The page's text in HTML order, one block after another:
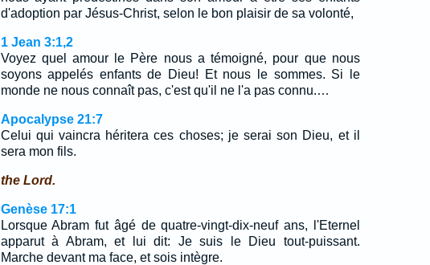
d'adoption par Jésus-Christ, selon le bon plaisir de sa volonté,
1 Jean 3:1,2
Voyez quel amour le Père nous a témoigné, pour que nous
soyons appelés enfants de Dieu! Et nous le sommes. Si le
monde ne nous connaît pas, c'est qu'il ne l'a pas connu.…
Apocalypse 21:7
Celui qui vaincra héritera ces choses; je serai son Dieu, et il
sera mon fils.
the Lord.
Genèse 17:1
Lorsque Abram fut âgé de quatre-vingt-dix-neuf ans, l'Eternel
apparut à Abram, et lui dit: Je suis le Dieu tout-puissant.
Marche devant ma face, et sois intègre.